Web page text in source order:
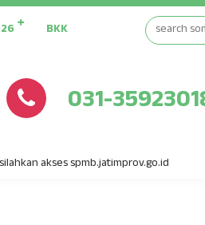
BKK
031-
akses spmb.jatimprov.go.id